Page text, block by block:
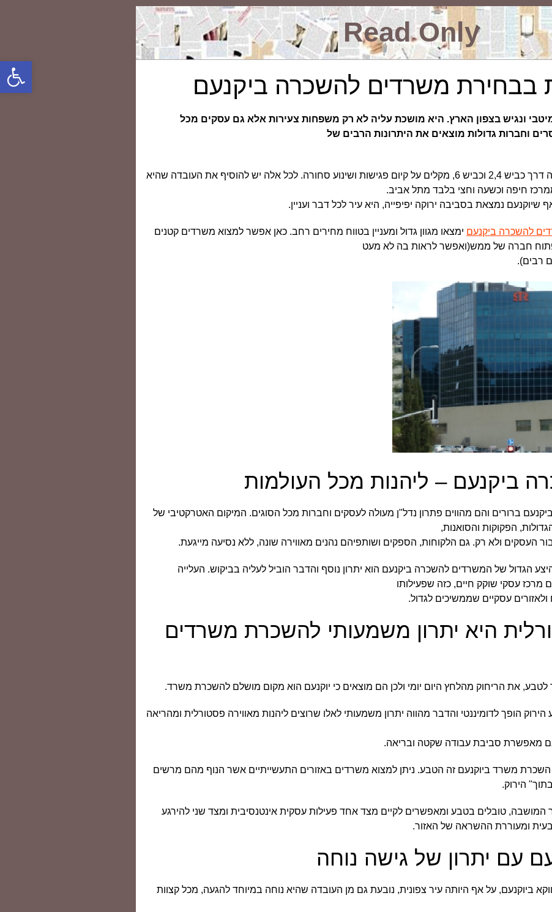
פתח
Read Only
בבחירת משרדים להשכרה ביקנעם
ונגיש בצפון הארץ. היא מושכת עליה לא רק משפחות צעירות אלא גם עסקים מכל
וחברות גדולות מוצאים את היתרונות הרבים של
הנסיעה של יוקנעם והנגישות אליה דרך כביש 2,4 וכביש 6, מקלים על קיום פגישות ושינוע סחורה. לכל אלה יש להוסיף את העובדה שהיא
חיפה וכשעה וחצי בלבד מתל אביב.
נמצאת בסביבה ירוקה יפיפייה, היא עיר לכל דבר ועניין.
להשכרה ביקנעם ימצאו מגוון גדול ומעניין בטווח מחירים רחב. כאן אפשר למצוא משרדים קטנים
חברה של ממש(ואפשר לראות בה לא מעט
רבים).
ביקנעם – ליהנות מכל העולמות
ברורים והם מהווים פתרון נדל"ן מעולה לעסקים וחברות מכל הסוגים. המיקום האטרקטיבי של
הפקוקות והסואנות,
העסקים ולא רק. גם הלקוחות, הספקים ושותפיהם נהנים מאווירה שונה, ללא נסיעה מייגעת.
הגדול של המשרדים להשכרה ביקנעם הוא יתרון נוסף והדבר הוביל לעליה בביקוש. העלייה
מרכז עסקי שוקק חיים, כזה שפעילותו
עסקיים שממשיכים לגדול.
היא יתרון משמעותי להשכרת משרדים
לטבע, את הריחוק מהלחץ היום יומי ולכן הם מוצאים כי יוקנעם הוא מקום מושלם להשכרת משרד.
הופך לדומיננטי והדבר מהווה יתרון משמעותי לאלו שרוצים ליהנות מאווירה פסטורלית ומהריאה
גם מאפשרת סביבת עבודה שקטה ובריאה.
משרד ביוקנעם זה הטבע. ניתן למצוא משרדים באזורים התעשייתיים אשר הנוף מהם מרשים
הירוק.
טובלים בטבע ומאפשרים לקיים מצד אחד פעילות עסקית אינטנסיבית ומצד שני להירגע
ומעוררת ההשראה של האזור.
עם יתרון של גישה נוחה
ביוקנעם, על אף היותה עיר צפונית, נובעת גם מן העובדה שהיא נוחה במיוחד להגעה, מכל קצוות